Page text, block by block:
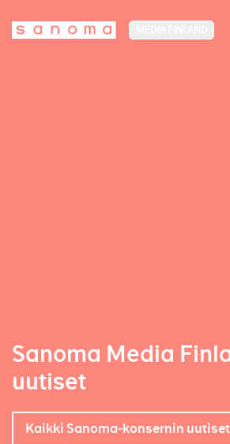
Sanoma Media
uutiset
Kaikki Sanoma-konsernin uutiset